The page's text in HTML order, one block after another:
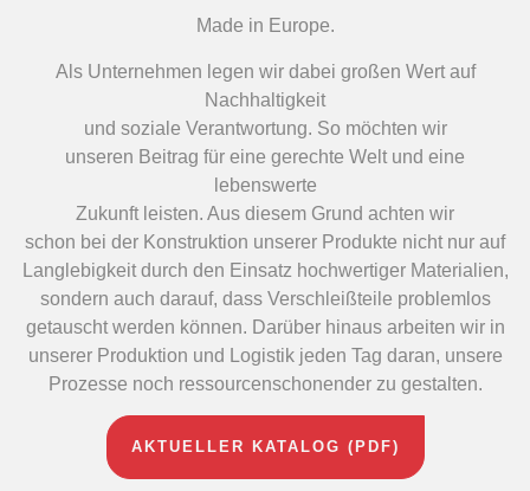
Made in Europe.
Als Unternehmen legen wir dabei großen Wert auf
Nachhaltigkeit
und soziale Verantwortung. So möchten wir
unseren Beitrag für eine gerechte Welt und eine
lebenswerte
Zukunft leisten. Aus diesem Grund achten wir
schon bei der Konstruktion unserer Produkte nicht nur auf
Langlebigkeit durch den Einsatz hochwertiger Materialien,
sondern auch darauf, dass Verschleißteile problemlos
getauscht werden können. Darüber hinaus arbeiten wir in
unserer Produktion und Logistik jeden Tag daran, unsere
Prozesse noch ressourcenschonender zu gestalten.
AKTUELLER KATALOG (PDF)